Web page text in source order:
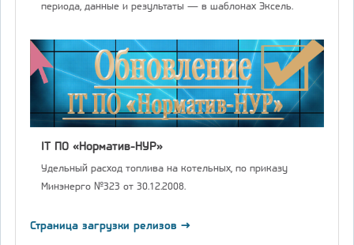
периода, данные и результаты — в шаблонах Эксель.
IT ПО «Норматив-НУР»
Удельный расход топлива на котельных, по приказу
Минэнерго №323 от 30.12.2008.
Страница загрузки релизов →